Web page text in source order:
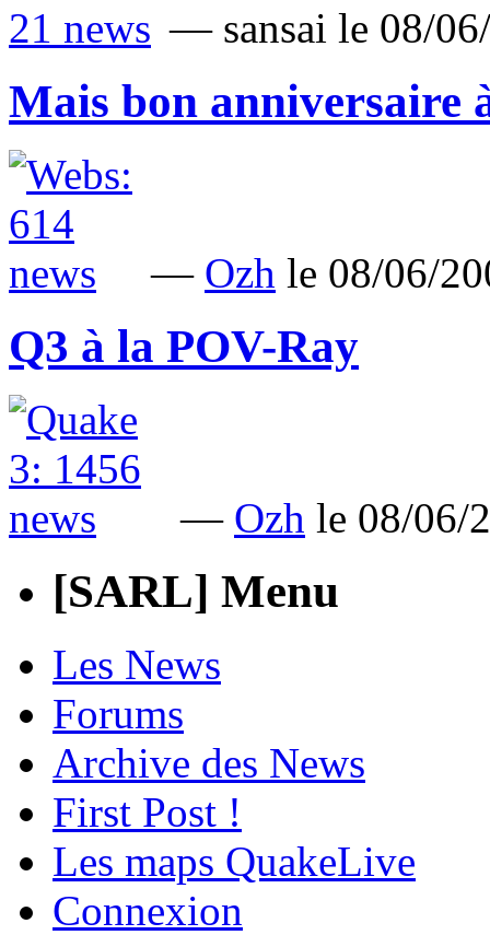
— sansai le 08/
Mais bon anniversaire
— Ozh le 08/06/
Q3 à la POV-Ray
— Ozh le 08/
[SARL] Menu
Les News
Forums
Archive des News
First Post !
Les maps QuakeLive
Connexion